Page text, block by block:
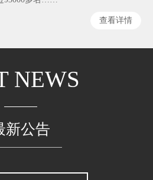
查看详情
NEWS
新公告